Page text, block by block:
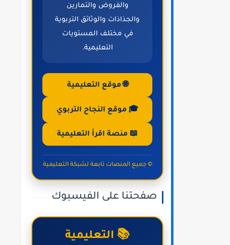
والفروض والتمارين
والجذاذات والوثائق التربوية
في مختلف المستويات
التعليمية.
🌐 موقع التعليمية
🎓 موقع النجاح التربوي
📖 منصة اقرأ التعليمية
© جميع المنصات تابعة لشبكة التعليمية
صفحتنا على الفيسبوك
📚 التعليمية